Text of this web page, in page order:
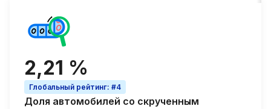
2,21 %
Глобальный рейтинг: #4
Доля автомобилей со скрученным